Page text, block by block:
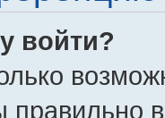
войти?
правильно